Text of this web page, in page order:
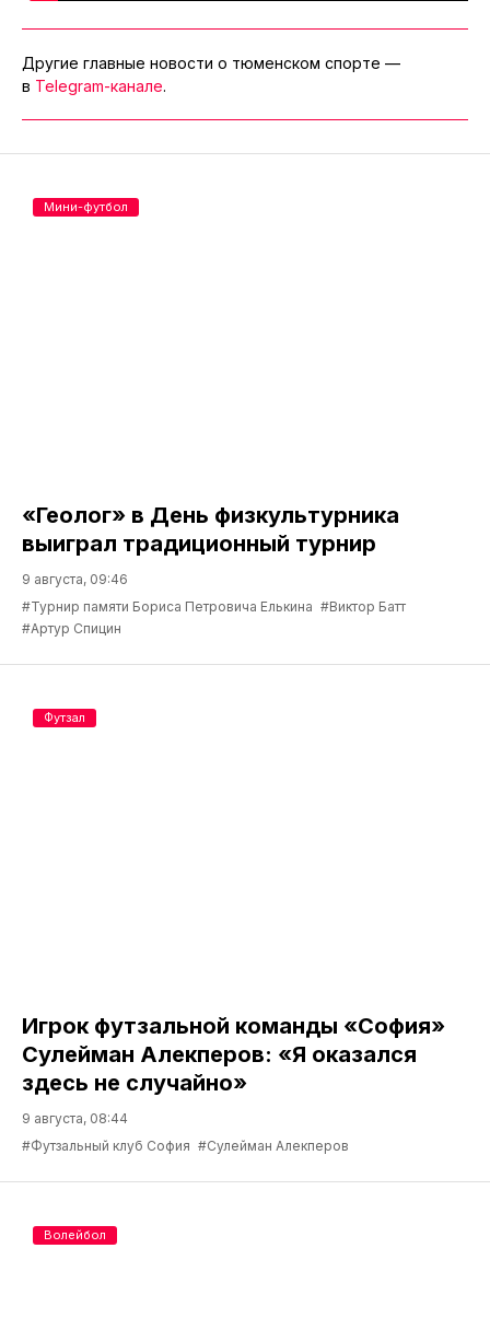
Другие главные новости о тюменском спорте —
в Telegram-канале.
«Геолог» в День физкультурника
выиграл традиционный турнир
9 августа, 09:46
#Турнир памяти Бориса Петровича Елькина #Виктор Батт
#Артур Спицин
Мини-футбол
Игрок футзальной команды «София»
Сулейман Алекперов: «Я оказался
здесь не случайно»
9 августа, 08:44
#Футзальный клуб София #Сулейман Алекперов
Футзал
Волейбол